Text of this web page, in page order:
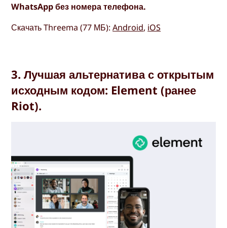
WhatsApp без номера телефона.
Скачать Threema (77 МБ):Android, iOS
3. Лучшая альтернатива с открытым
исходным кодом: Element (ранее
Riot).